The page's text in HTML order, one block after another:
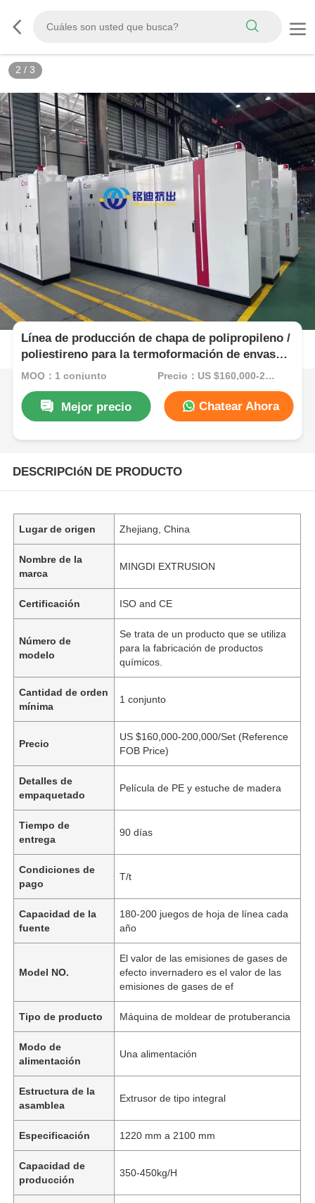
2 / 3
Línea de producción de chapa de polipropileno /
poliestireno para la termoformación de envases
de maquinaria de extrusión de plástico
MOQ：1 conjunto Precio：US $160,000-200,000/Set (Reference FOB Price)
Mejor precio Chatear Ahora
DESCRIPCIóN DE PRODUCTO
Lugar de origen Zhejiang, China
Nombre de la
marca
MINGDI EXTRUSION
Certificación ISO and CE
Número de
modelo
Se trata de un producto que se utiliza
para la fabricación de productos
químicos.
Cantidad de orden
mínima
1 conjunto
Precio
US $160,000-200,000/Set (Reference
FOB Price)
Detalles de
empaquetado
Película de PE y estuche de madera
Tiempo de
entrega
90 días
Condiciones de
pago
T/t
Capacidad de la
fuente
180-200 juegos de hoja de línea cada
año
Model NO.
El valor de las emisiones de gases de
efecto invernadero es el valor de las
emisiones de gases de ef
Tipo de producto Máquina de moldear de protuberancia
Modo de
alimentación
Una alimentación
Estructura de la
asamblea
Extrusor de tipo integral
Especificación 1220 mm a 2100 mm
Capacidad de
producción
350-450kg/H